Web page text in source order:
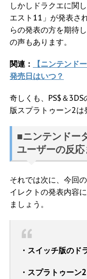
しかしドラクエに関
エスト11」が発表さ
らの発表の方を期待
の声もあります。
関連：
【ニンテンド
発売日はいつ？
奇しくも、PS$＆
版スプラトゥーン2は
■ニンテンドー
ユーザーの反
それでは次に、今回
イレクトの発表内容
ましょう。
・スイッチ版の
・スプラトゥーン